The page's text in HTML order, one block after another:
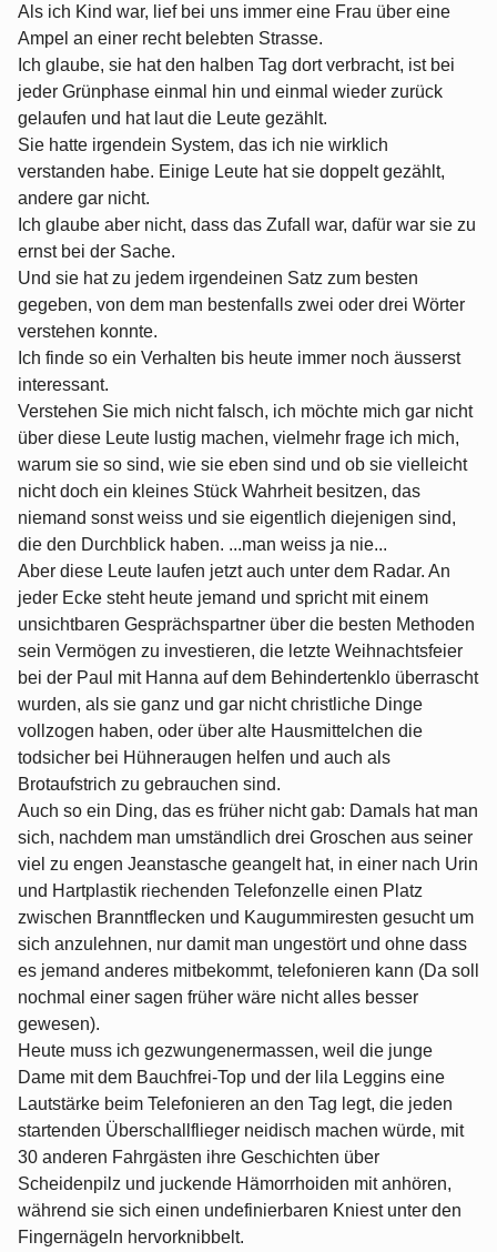
Als ich Kind war, lief bei uns immer eine Frau über eine
Ampel an einer recht belebten Strasse.
Ich glaube, sie hat den halben Tag dort verbracht, ist bei
jeder Grünphase einmal hin und einmal wieder zurück
gelaufen und hat laut die Leute gezählt.
Sie hatte irgendein System, das ich nie wirklich
verstanden habe. Einige Leute hat sie doppelt gezählt,
andere gar nicht.
Ich glaube aber nicht, dass das Zufall war, dafür war sie zu
ernst bei der Sache.
Und sie hat zu jedem irgendeinen Satz zum besten
gegeben, von dem man bestenfalls zwei oder drei Wörter
verstehen konnte.
Ich finde so ein Verhalten bis heute immer noch äusserst
interessant.
Verstehen Sie mich nicht falsch, ich möchte mich gar nicht
über diese Leute lustig machen, vielmehr frage ich mich,
warum sie so sind, wie sie eben sind und ob sie vielleicht
nicht doch ein kleines Stück Wahrheit besitzen, das
niemand sonst weiss und sie eigentlich diejenigen sind,
die den Durchblick haben. ...man weiss ja nie...
Aber diese Leute laufen jetzt auch unter dem Radar. An
jeder Ecke steht heute jemand und spricht mit einem
unsichtbaren Gesprächspartner über die besten Methoden
sein Vermögen zu investieren, die letzte Weihnachtsfeier
bei der Paul mit Hanna auf dem Behindertenklo überrascht
wurden, als sie ganz und gar nicht christliche Dinge
vollzogen haben, oder über alte Hausmittelchen die
todsicher bei Hühneraugen helfen und auch als
Brotaufstrich zu gebrauchen sind.
Auch so ein Ding, das es früher nicht gab: Damals hat man
sich, nachdem man umständlich drei Groschen aus seiner
viel zu engen Jeanstasche geangelt hat, in einer nach Urin
und Hartplastik riechenden Telefonzelle einen Platz
zwischen Branntflecken und Kaugummiresten gesucht um
sich anzulehnen, nur damit man ungestört und ohne dass
es jemand anderes mitbekommt, telefonieren kann (Da soll
nochmal einer sagen früher wäre nicht alles besser
gewesen).
Heute muss ich gezwungenermassen, weil die junge
Dame mit dem Bauchfrei-Top und der lila Leggins eine
Lautstärke beim Telefonieren an den Tag legt, die jeden
startenden Überschallflieger neidisch machen würde, mit
30 anderen Fahrgästen ihre Geschichten über
Scheidenpilz und juckende Hämorrhoiden mit anhören,
während sie sich einen undefinierbaren Kniest unter den
Fingernägeln hervorknibbelt.